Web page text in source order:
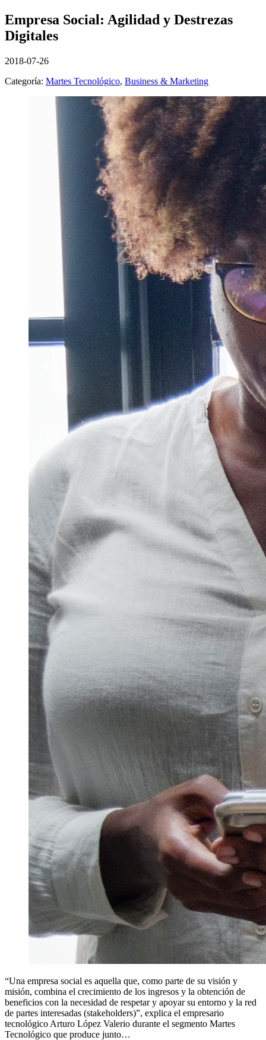
Empresa Social: Agilidad y Destrezas
Digitales
2018-07-26
Categoría: Martes Tecnológico, Business & Marketing
“Una empresa social es aquella que, como parte de su visión y
misión, combina el crecimiento de los ingresos y la obtención de
beneficios con la necesidad de respetar y apoyar su entorno y la red
de partes interesadas (stakeholders)”, explica el empresario
tecnológico Arturo López Valerio durante el segmento Martes
Tecnológico que produce junto…